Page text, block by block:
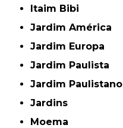
Itaim Bibi
Jardim América
Jardim Europa
Jardim Paulista
Jardim Paulistano
Jardins
Moema